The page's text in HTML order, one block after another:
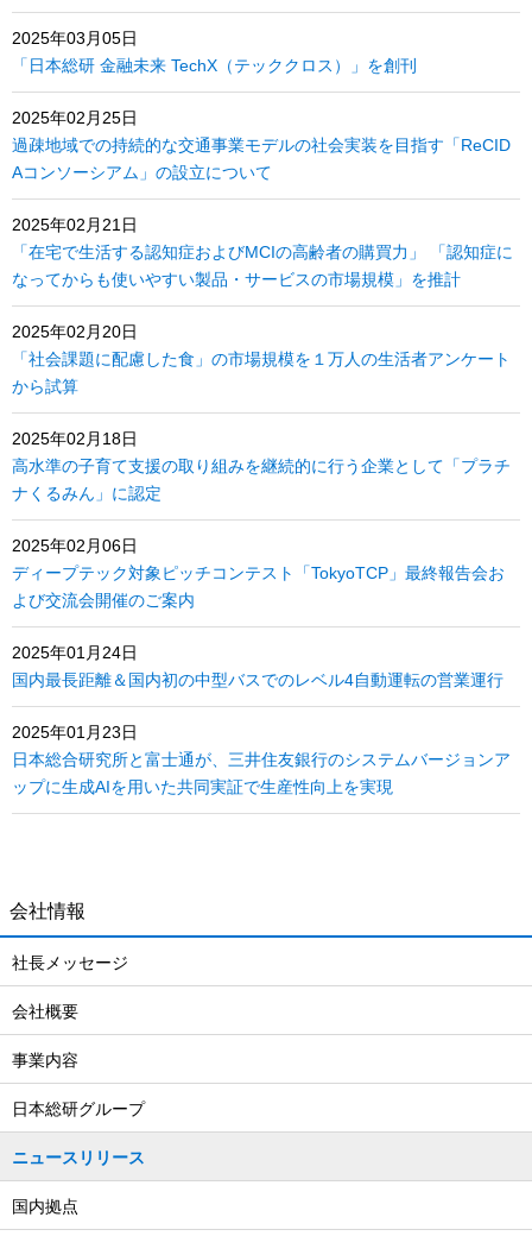
2025年03月05日
「日本総研 金融未来 TechX（テッククロス）」を創刊
2025年02月25日
過疎地域での持続的な交通事業モデルの社会実装を目指す「ReCID
Aコンソーシアム」の設立について
2025年02月21日
「在宅で生活する認知症およびMCIの高齢者の購買力」 「認知症に
なってからも使いやすい製品・サービスの市場規模」を推計
2025年02月20日
「社会課題に配慮した食」の市場規模を１万人の生活者アンケート
から試算
2025年02月18日
高水準の子育て支援の取り組みを継続的に行う企業として「プラチ
ナくるみん」に認定
2025年02月06日
ディープテック対象ピッチコンテスト「TokyoTCP」最終報告会お
よび交流会開催のご案内
2025年01月24日
国内最長距離＆国内初の中型バスでのレベル4自動運転の営業運行
2025年01月23日
日本総合研究所と富士通が、三井住友銀行のシステムバージョンア
ップに生成AIを用いた共同実証で生産性向上を実現
会社情報
社長メッセージ
会社概要
事業内容
日本総研グループ
ニュースリリース
国内拠点